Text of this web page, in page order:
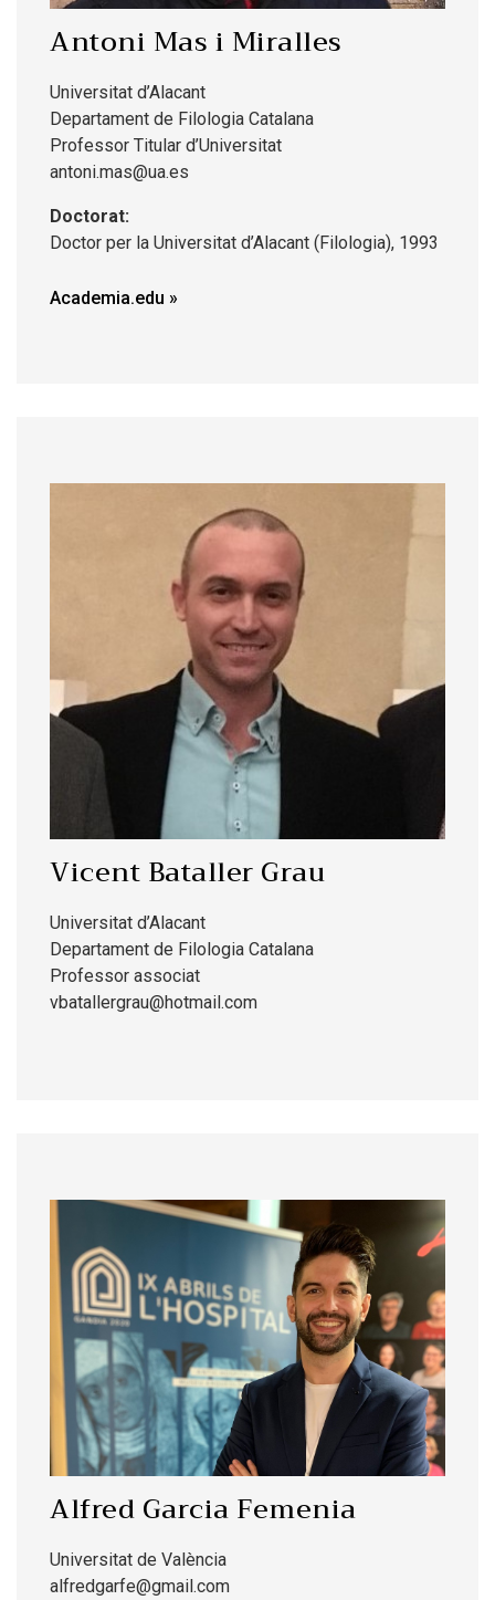
Antoni Mas i Miralles
Universitat d’Alacant
Departament de Filologia Catalana
Professor Titular d’Universitat
antoni.mas@ua.es
Doctorat:
Doctor per la Universitat d’Alacant (Filologia), 1993
Academia.edu
Vicent Bataller Grau
Universitat d’Alacant
Departament de Filologia Catalana
Professor associat
vbatallergrau@hotmail.com
Alfred Garcia Femenia
Universitat de València
alfredgarfe@gmail.com